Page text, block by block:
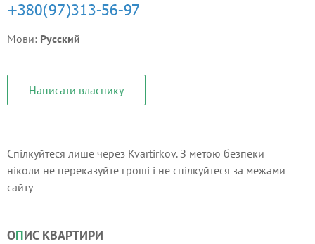
Мови: Русский
Написати власнику
Спілкуйтеся лише через Kvartirkov. З метою безпеки
ніколи не переказуйте гроші і не спілкуйтеся за межами
сайту
ОПИС КВАРТИРИ